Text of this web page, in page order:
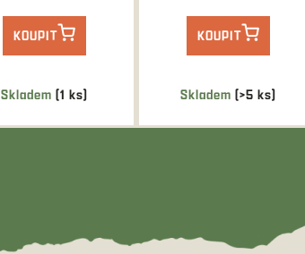
Skladem (1 ks)
KOUPIT
Skladem (>5 ks)
KOUPIT